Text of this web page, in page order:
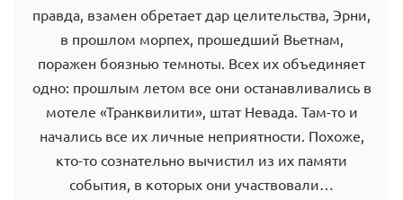
правда, взамен обретает дар целительства, Эрни,
в прошлом морпех, прошедший Вьетнам,
поражен боязнью темноты. Всех их объединяет
одно: прошлым летом все они останавливались в
мотеле «Транквилити», штат Невада. Там-то и
начались все их личные неприятности. Похоже,
кто-то сознательно вычистил из их памяти
события, в которых они участвовали…